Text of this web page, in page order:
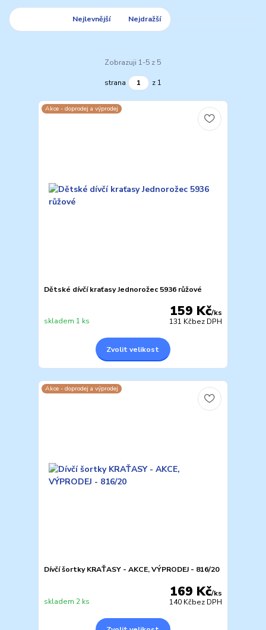
Nejlevnější Nejdražší
Zobrazuji 1-5 z 5
strana z 1
Akce - doprodej a výprodej
Dětské dívčí kraťasy Jednorožec 5936 růžové
159 Kč/ks
131 Kčbez DPH
skladem 1 ks
Zvolit velikost
Akce - doprodej a výprodej
Dívčí šortky KRAŤASY - AKCE, VÝPRODEJ - 816/20
169 Kč/ks
140 Kčbez DPH
skladem 2 ks